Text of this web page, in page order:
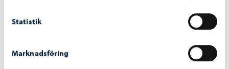
Statistik
Marknadsföring
Beslutsfattande